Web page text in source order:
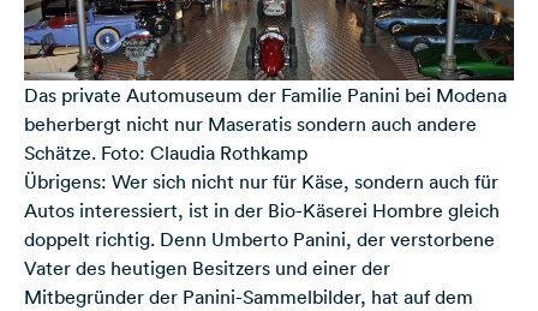
Das private Automuseum der Familie Panini bei Modena
beherbergt nicht nur Maseratis sondern auch andere
Schätze. Foto: Claudia Rothkamp
Übrigens: Wer sich nicht nur für Käse, sondern auch für
Autos interessiert, ist in der Bio-Käserei Hombre gleich
doppelt richtig. Denn Umberto Panini, der verstorbene
Vater des heutigen Besitzers und einer der
Mitbegründer der Panini-Sammelbilder, hat auf dem